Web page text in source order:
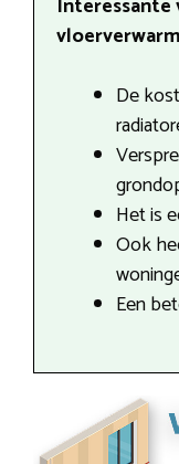
De
Het is
Ook
Een